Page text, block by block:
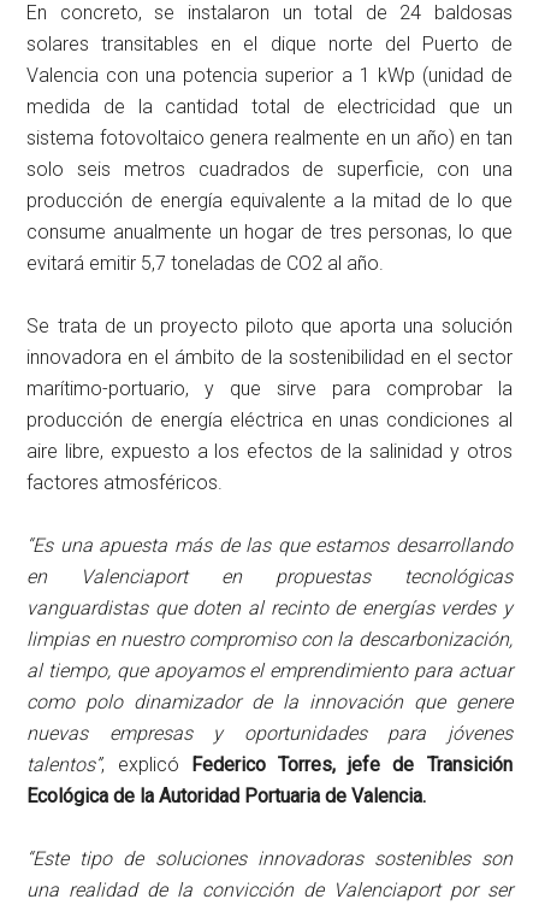
En concreto, se instalaron un total de 24 baldosas
solares transitables en el dique norte del Puerto de
Valencia con una potencia superior a 1 kWp (unidad de
medida de la cantidad total de electricidad que un
sistema fotovoltaico genera realmente en un año) en tan
solo seis metros cuadrados de superficie, con una
producción de energía equivalente a la mitad de lo que
consume anualmente un hogar de tres personas, lo que
evitará emitir 5,7 toneladas de CO2 al año.
Se trata de un proyecto piloto que aporta una solución
innovadora en el ámbito de la sostenibilidad en el sector
marítimo-portuario, y que sirve para comprobar la
producción de energía eléctrica en unas condiciones al
aire libre, expuesto a los efectos de la salinidad y otros
factores atmosféricos.
“Es una apuesta más de las que estamos desarrollando
en Valenciaport en propuestas tecnológicas
vanguardistas que doten al recinto de energías verdes y
limpias en nuestro compromiso con la descarbonización,
al tiempo, que apoyamos el emprendimiento para actuar
como polo dinamizador de la innovación que genere
nuevas empresas y oportunidades para jóvenes
talentos”, explicó Federico Torres, jefe de Transición
Ecológica de la Autoridad Portuaria de Valencia.
“Este tipo de soluciones innovadoras sostenibles son
una realidad de la convicción de Valenciaport por ser